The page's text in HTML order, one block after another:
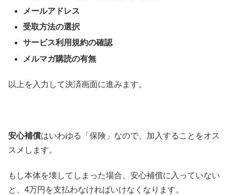
メールアドレス
受取方法の選択
サービス利用規約の確認
メルマガ購読の有無
以上を入力して決済画面に進みます。
安心補償はいわゆる「保険」なので、加入することをオス
スメします。
もし本体を壊してしまった場合、安心補償に入っていない
と、4万円を支払わなければいけなくなります。